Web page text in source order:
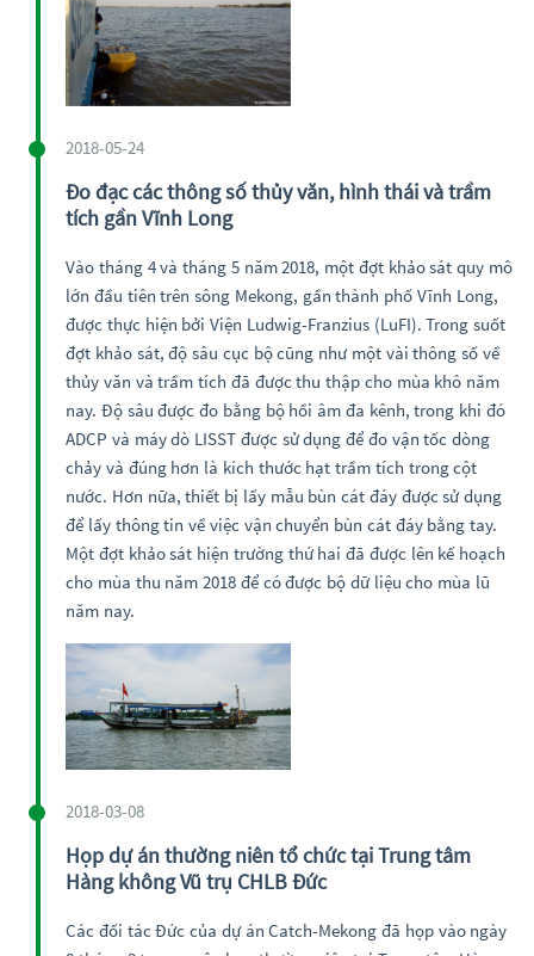
2018-05-24
Đo đạc các thông số thủy văn, hình thái và trầm
tích gần Vĩnh Long
Vào tháng 4 và tháng 5 năm 2018, một đợt khảo sát quy mô
lớn đầu tiên trên sông Mekong, gần thành phố Vĩnh Long,
được thực hiện bởi Viện Ludwig-Franzius (LuFI). Trong suốt
đợt khảo sát, độ sâu cục bộ cũng như một vài thông số về
thủy văn và trầm tích đã được thu thập cho mùa khô năm
nay. Độ sâu được đo bằng bộ hồi âm đa kênh, trong khi đó
ADCP và máy dò LISST được sử dụng để đo vận tốc dòng
chảy và đúng hơn là kích thước hạt trầm tích trong cột
nước. Hơn nữa, thiết bị lấy mẫu bùn cát đáy được sử dụng
để lấy thông tin về việc vận chuyển bùn cát đáy bằng tay.
Một đợt khảo sát hiện trường thứ hai đã được lên kế hoạch
cho mùa thu năm 2018 để có được bộ dữ liệu cho mùa lũ
năm nay.
2018-03-08
Họp dự án thường niên tổ chức tại Trung tâm
Hàng không Vũ trụ CHLB Đức
Các đối tác Đức của dự án Catch-Mekong đã họp vào ngày